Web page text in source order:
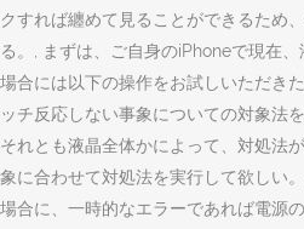
クすれば纏めて見ることができるため
る。, まずは、ご自身のiPhoneで現在
場合には以下の操作をお試しいただき
ッチ反応しない事象についての対象法
それとも液晶全体かによって、対処法
象に合わせて対処法を実行して欲しい
場合に、一時的なエラーであれば電源